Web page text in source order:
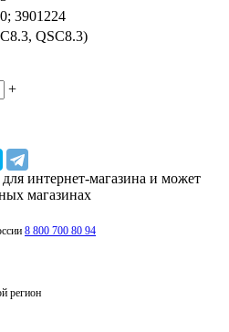
3901224
QSC8.3)
+
интернет-магазина и может
магазинах
8 800 700 80 94
регион